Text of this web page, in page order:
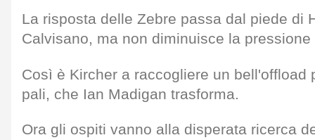
La risposta delle Zebre passa dal piede di
Calvisano, ma non diminuisce la
Così è Kircher a raccogliere un bell'offload
pali, che Ian Madigan trasforma.
Ora gli ospiti vanno alla disperata ricerca